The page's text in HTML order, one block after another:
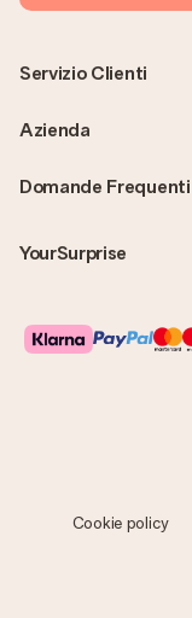
Domande Frequenti
YourSurprise
Servizio Clienti
Azienda
Cookie policy